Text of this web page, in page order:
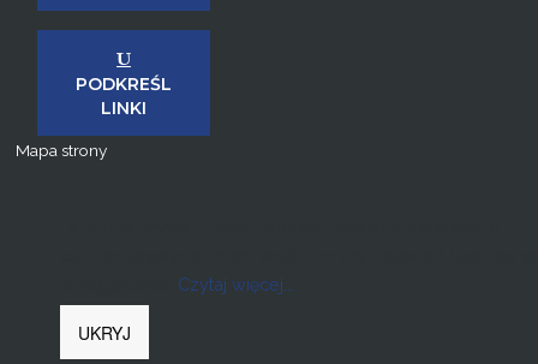
PODKREŚL
LINKI
Mapa strony
Czytaj więcej...